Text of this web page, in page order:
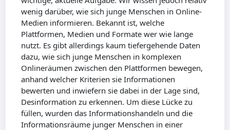
wenig darüber, wie sich junge Menschen in Online-
Medien informieren. Bekannt ist, welche
Plattformen, Medien und Formate wer wie lange
nutzt. Es gibt allerdings kaum tiefergehende Daten
dazu, wie sich junge Menschen in komplexen
Onlineräumen zwischen den Plattformen bewegen,
anhand welcher Kriterien sie Informationen
bewerten und inwiefern sie dabei in der Lage sind,
Desinformation zu erkennen. Um diese Lücke zu
füllen, wurden das Informationshandeln und die
Informationsräume junger Menschen in einer